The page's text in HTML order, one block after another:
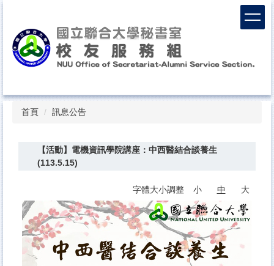
要
首頁 訊息公告
【活動】電機資訊學院講座：中西醫結合談養生
(113.5.15)
字體大小調整 小 中 大